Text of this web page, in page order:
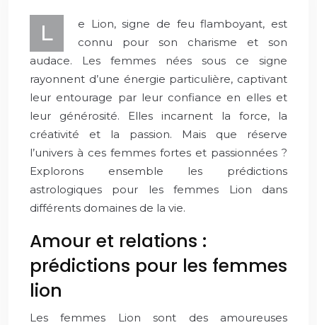
L
e Lion, signe de feu flamboyant, est
connu pour son charisme et son
audace. Les femmes nées sous ce signe
rayonnent d’une énergie particulière, captivant
leur entourage par leur confiance en elles et
leur générosité. Elles incarnent la force, la
créativité et la passion. Mais que réserve
l’univers à ces femmes fortes et passionnées ?
Explorons ensemble les prédictions
astrologiques pour les femmes Lion dans
différents domaines de la vie.
Amour et relations :
prédictions pour les femmes
lion
Les femmes Lion sont des amoureuses